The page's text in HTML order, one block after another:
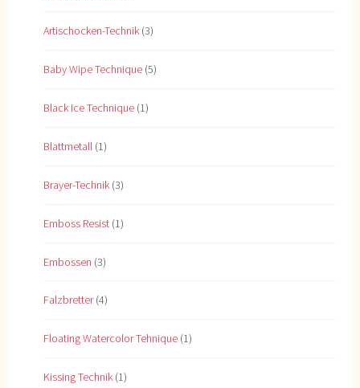
Artischocken-Technik (3)
Baby Wipe Technique (5)
Black Ice Technique (1)
Blattmetall (1)
Brayer-Technik (3)
Emboss Resist (1)
Embossen (3)
Falzbretter(4)
Floating Watercolor Tehnique (1)
Kissing Technik (1)